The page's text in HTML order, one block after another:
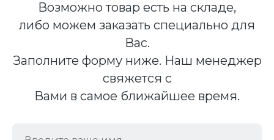
Возможно товар есть на складе,
либо можем заказать специально для
Вас.
Заполните форму ниже. Наш менеджер
свяжется с
Вами в самое ближайшее время.